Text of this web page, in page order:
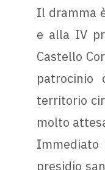
Il dramma
e alla IV
Castello
patrocinio
territorio
molto
Immediato
presidio